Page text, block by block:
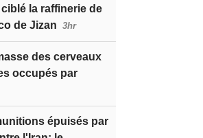
ciblé la raffinerie de
de Jizan 3hr
des cerveaux
occupés par
épuisés par